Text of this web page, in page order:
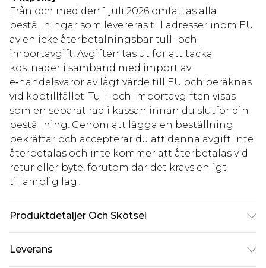
Från och med den 1 juli 2026 omfattas alla
beställningar som levereras till adresser inom EU
av en icke återbetalningsbar tull- och
importavgift. Avgiften tas ut för att täcka
kostnader i samband med import av
e‑handelsvaror av lågt värde till EU och beräknas
vid köptillfället. Tull- och importavgiften visas
som en separat rad i kassan innan du slutför din
beställning. Genom att lägga en beställning
bekräftar och accepterar du att denna avgift inte
återbetalas och inte kommer att återbetalas vid
retur eller byte, förutom där det krävs enligt
tillämplig lag.
Produktdetaljer Och Skötsel
Leverans